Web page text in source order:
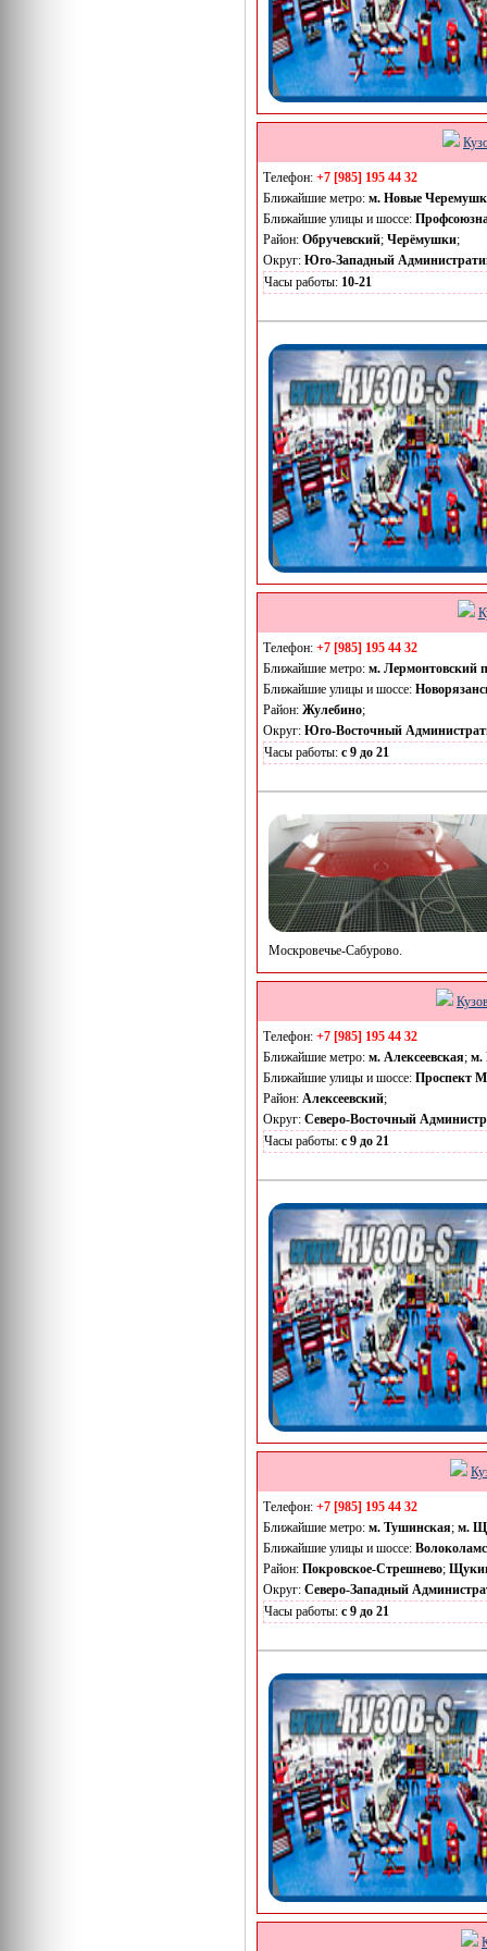
Телефон: +7 [985] 195 44 32
Ближайшие метро: м. Новые
Ближайшие улицы и шоссе:
Район: Обручевский; Черёмушки;
Округ: Юго-Западный
Часы работы: 10-21
Телефон: +7 [985] 195 44 32
Ближайшие метро: м. Лермонтовский
Ближайшие улицы и шоссе:
Район: Жулебино;
Округ: Юго-Восточный
Часы работы: с 9 до 21
Москровечье-Сабурово.
Телефон: +7 [985] 195 44 32
Ближайшие метро: м. Алексеевская; м.
Ближайшие улицы и шоссе: Проспект
Район: Алексеевский;
Округ: Северо-Восточный
Часы работы: с 9 до 21
Телефон: +7 [985] 195 44 32
Ближайшие метро: м. Тушинская; м.
Ближайшие улицы и шоссе:
Район: Покровское-Стрешнево;
Округ: Северо-Западный
Часы работы: с 9 до 21